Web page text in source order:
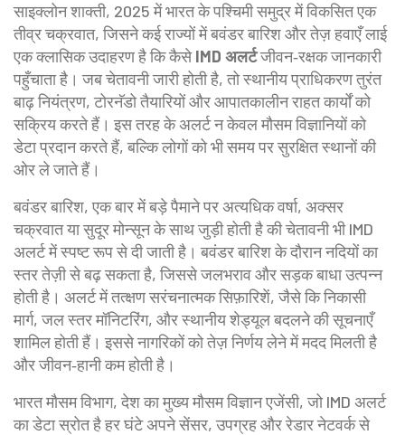
साइक्लोन शाक्ती, 2025 में भारत के पश्चिमी समुद्र में विकसित एक
तीव्र चक्रवात, जिसने कई राज्यों में बवंडर बारिश और तेज़ हवाएँ लाई
एक क्लासिक उदाहरण है कि कैसेIMD अलर्टजीवन‑रक्षक जानकारी
पहुँचाता है। जब चेतावनी जारी होती है, तो स्थानीय प्राधिकरण तुरंत
बाढ़ नियंत्रण, टोरनॅडो तैयारियों और आपातकालीन राहत कार्यों को
सक्रिय करते हैं। इस तरह के अलर्ट न केवल मौसम विज्ञानियों को
डेटा प्रदान करते हैं, बल्कि लोगों को भी समय पर सुरक्षित स्थानों की
ओर ले जाते हैं।
बवंडर बारिश,एक बार में बड़े पैमाने पर अत्यधिक वर्षा, अक्सर
चक्रवात या सुदूर मोन्सून के साथ जुड़ी होती हैकी चेतावनी भी IMD
अलर्ट में स्पष्ट रूप से दी जाती है। बवंडर बारिश के दौरान नदियों का
स्तर तेज़ी से बढ़ सकता है, जिससे जलभराव और सड़क बाधा उत्पन्न
होती है। अलर्ट में तत्क्षण सरंचनात्मक सिफ़ारिशें, जैसे कि निकासी
मार्ग, जल स्तर मॉनिटरिंग, और स्थानीय शेड्यूल बदलने की सूचनाएँ
शामिल होती हैं। इससे नागरिकों को तेज़ निर्णय लेने में मदद मिलती है
और जीवन‑हानी कम होती है।
भारत मौसम विभाग,देश का मुख्य मौसम विज्ञान एजेंसी, जो IMD अलर्ट
का डेटा स्रोत हैहर घंटे अपने सेंसर, उपग्रह और रेडार नेटवर्क से